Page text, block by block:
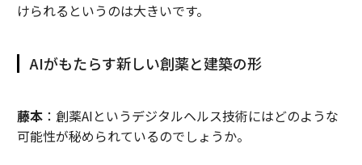
けられるというのは大きいです。
AIがもたらす新しい創薬と建築の形
藤本：創薬AIというデジタルヘルス技術にはどのような
可能性が秘められているのでしょうか。